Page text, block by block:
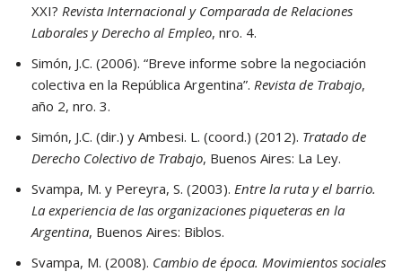
XXI? Revista Internacional y Comparada de Relaciones
Laborales y Derecho al Empleo, nro. 4.
Simón, J.C. (2006). “Breve informe sobre la negociación
colectiva en la República Argentina”. Revista de Trabajo,
año 2, nro. 3.
Simón, J.C. (dir.) y Ambesi. L. (coord.) (2012). Tratado de
Derecho Colectivo de Trabajo, Buenos Aires: La Ley.
Svampa, M. y Pereyra, S. (2003). Entre la ruta y el barrio.
La experiencia de las organizaciones piqueteras en la
Argentina, Buenos Aires: Biblos.
Svampa, M. (2008). Cambio de época. Movimientos sociales